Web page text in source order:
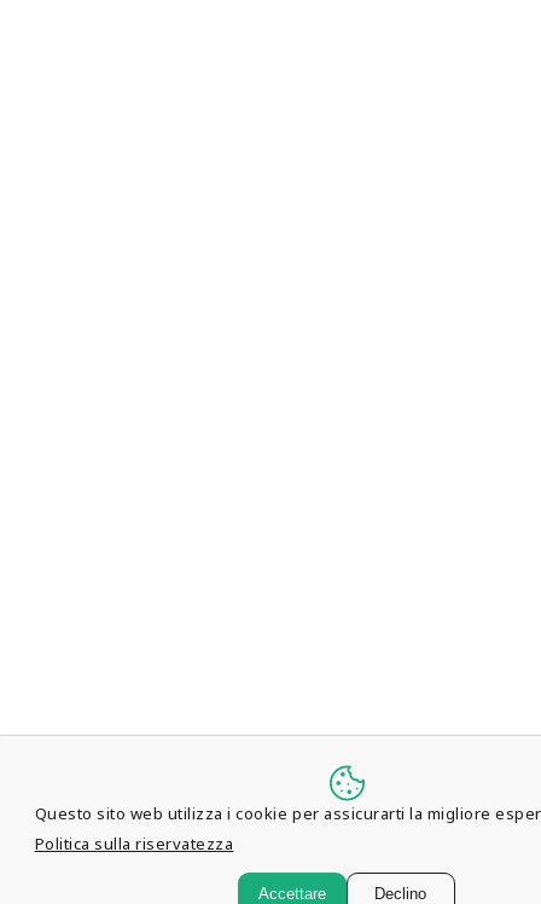
Questo sito web utilizza i cookie per assicurarti la migliore
Politica sulla riservatezza
Accettare Declino